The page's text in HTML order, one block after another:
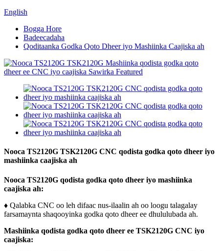
English
Bogga Hore
Badeecadaha
Qoditaanka Godka Qoto Dheer iyo Mashiinka Caajiska ah
Nooca TS2120G TSK2120G CNC qodista godka qoto dheer iyo
mashiinka caajiska ah
Nooca TS2120G qodista godka qoto dheer iyo mashiinka
caajiska ah:
♦ Qalabka CNC oo leh difaac nus-ilaalin ah oo loogu talagalay
farsamaynta shaqooyinka godka qoto dheer ee dhululubada ah.
Mashiinka qodista godka qoto dheer ee TSK2120G CNC iyo
caajiska: